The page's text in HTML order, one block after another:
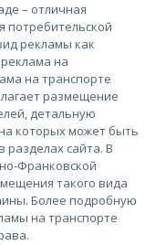
– отличная
потребительской
рекламы как
на
на транспорте
размещение
детальную
которых может быть
сайта. В
Франковской
такого вида
Более подробную
на транспорте